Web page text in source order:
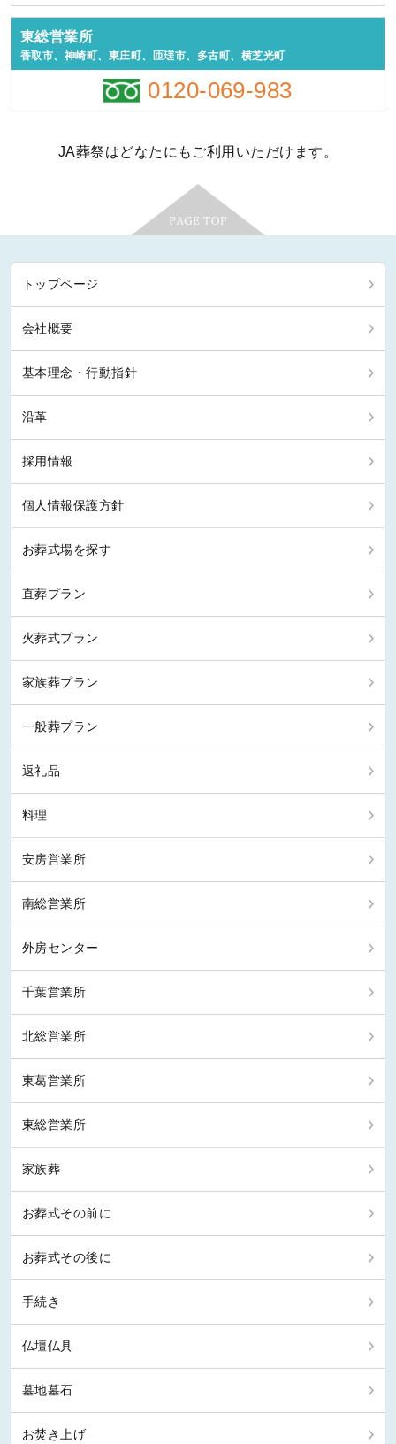
東総営業所
香取市、神崎町、東庄町、匝瑳市、多古町、横芝光町
0120-069-983
JA葬祭はどなたにもご利用いただけます。
トップページ
会社概要
基本理念・行動指針
沿革
採用情報
個人情報保護方針
お葬式場を探す
直葬プラン
火葬式プラン
家族葬プラン
一般葬プラン
返礼品
料理
安房営業所
南総営業所
外房センター
千葉営業所
北総営業所
東葛営業所
東総営業所
家族葬
お葬式その前に
お葬式その後に
手続き
仏壇仏具
墓地墓石
お焚き上げ